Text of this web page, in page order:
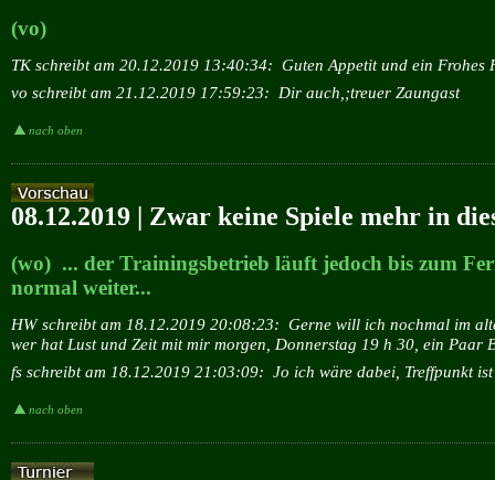
(vo)
TK schreibt am 20.12.2019 13:40:34: Guten Appetit und ein Frohes
vo schreibt am 21.12.2019 17:59:23: Dir auch,;treuer Zaungast
nach oben
08.12.2019 | Zwar keine Spiele mehr in
(wo) ... der Trainingsbetrieb läuft jedoch bis zum
normal weiter...
HW schreibt am 18.12.2019 20:08:23: Gerne will ich nochmal im
wer hat Lust und Zeit mit mir morgen, Donnerstag 19 h 30, ein Paar
fs schreibt am 18.12.2019 21:03:09: Jo ich wäre dabei, Treffpunkt
nach oben